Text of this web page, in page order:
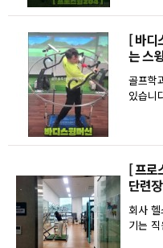
[ 바디
는 스
골프학
있습니
[ 프로
단련장
회사
기는